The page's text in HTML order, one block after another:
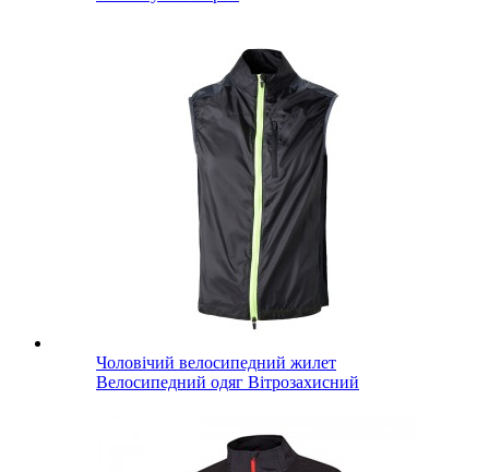
Чоловічий велосипедний жилет
Велосипедний одяг Вітрозахисний